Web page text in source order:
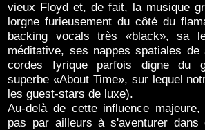
vieux Floyd et, de fait, la musique
lorgne furieusement du côté du
backing vocals très «black», sa
méditative, ses nappes spatiales
cordes Iyrique parfois digne du
superbe «About Time», sur lequel
les guest-stars de luxe).
Au-delà de cette influence
pas par ailleurs à s'aventurer dans